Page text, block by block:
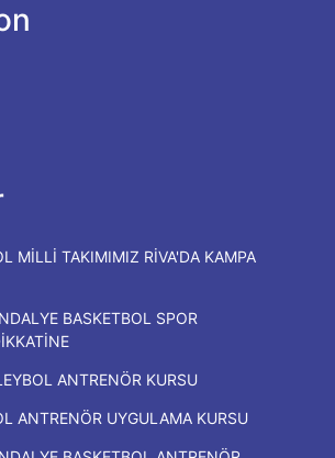
MİLLİ TAKIMIMIZ RİVA'DA KAMPA
BASKETBOL SPOR
ANTRENÖR KURSU
ANTRENÖR UYGULAMA KURSU